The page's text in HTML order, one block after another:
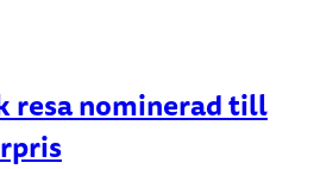
resa nominerad till